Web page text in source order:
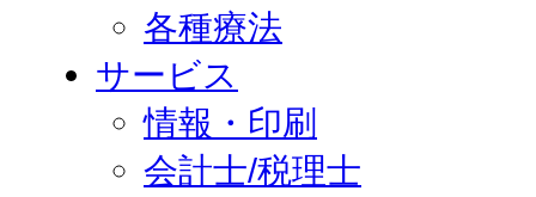
各種療法
サービス
情報・印刷
会計士/税理士